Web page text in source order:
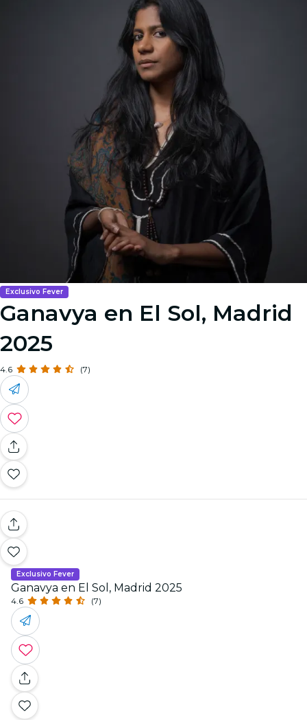
Exclusivo Fever
Ganavya en El Sol, Madrid
2025
4.6 (7)
Exclusivo Fever
Ganavya en El Sol, Madrid 2025
4.6 (7)